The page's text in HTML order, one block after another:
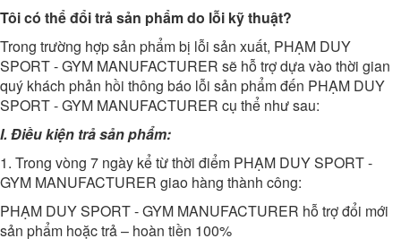
Tôi có thể đổi trả sản phẩm do lỗi kỹ thuật?
Trong trường hợp sản phẩm bị lỗi sản xuất, PHẠM DUY
SPORT - GYM MANUFACTURER sẽ hỗ trợ dựa vào thời gian
quý khách phản hồi thông báo lỗi sản phẩm đến PHẠM DUY
SPORT - GYM MANUFACTURER cụ thể như sau:
I. Điều kiện trả sản phẩm:
1. Trong vòng 7 ngày kể từ thời điểm PHẠM DUY SPORT -
GYM MANUFACTURER giao hàng thành công:
PHẠM DUY SPORT - GYM MANUFACTURER hỗ trợ đổi mới
sản phẩm hoặc trả – hoàn tiền 100%